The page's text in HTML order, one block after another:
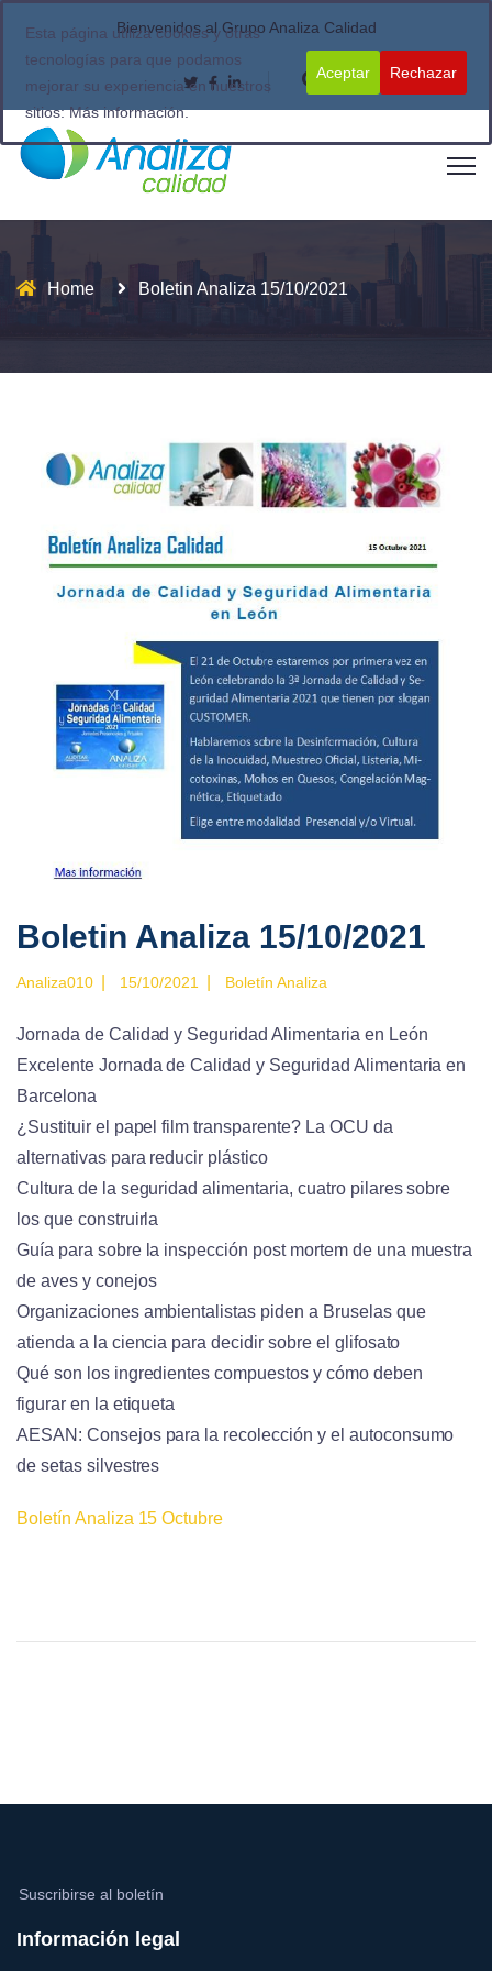
Bienvenidos al Grupo Analiza Calidad
Home Boletin Analiza 15/10/2021
Boletin Analiza 15/10/2021
Analiza010 15/10/2021 Boletín Analiza
Jornada de Calidad y Seguridad Alimentaria en León
Excelente Jornada de Calidad y Seguridad Alimentaria en
Barcelona
¿Sustituir el papel film transparente? La OCU da
alternativas para reducir plástico
Cultura de la seguridad alimentaria, cuatro pilares sobre
los que construirla
Guía para sobre la inspección post mortem de una muestra
de aves y conejos
Organizaciones ambientalistas piden a Bruselas que
atienda a la ciencia para decidir sobre el glifosato
Qué son los ingredientes compuestos y cómo deben
figurar en la etiqueta
AESAN: Consejos para la recolección y el autoconsumo
de setas silvestres
Boletín Analiza 15 Octubre
Suscribirse al boletín
Información legal
Esta página utiliza cookies y otras
tecnologías para que podamos
mejorar su experiencia en nuestros
sitios:Más información.
Aceptar Rechazar